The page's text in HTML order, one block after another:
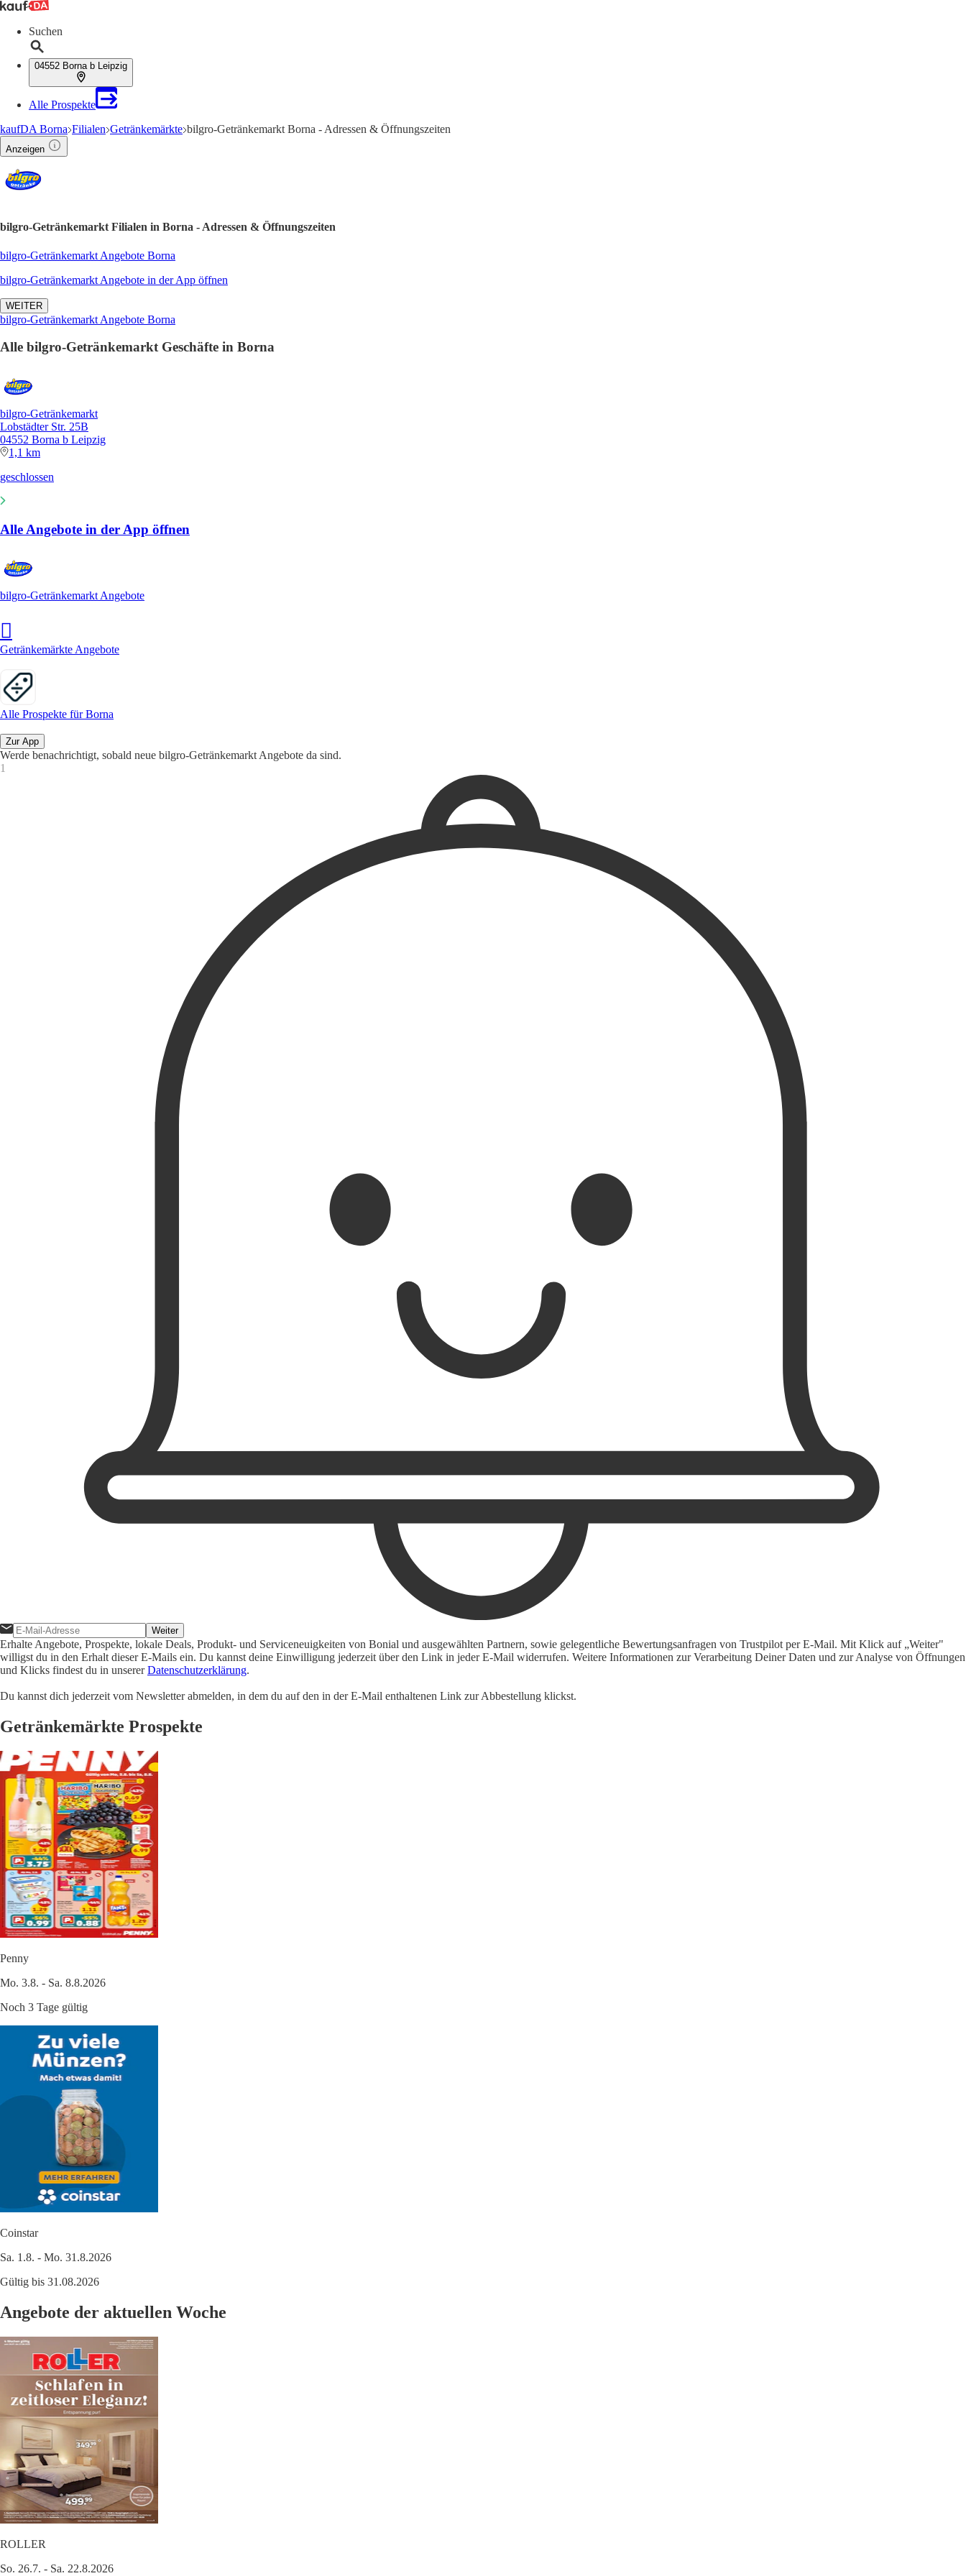
Suchen
04552 Borna b Leipzig
Alle Prospekte
kaufDA Borna Filialen Getränkemärkte bilgro-Getränkemarkt Borna - Adressen & Öffnungszeiten
Anzeigen
bilgro-Getränkemarkt Filialen in Borna - Adressen & Öffnungszeiten
bilgro-Getränkemarkt Angebote Borna
bilgro-Getränkemarkt Angebote in der App öffnen
WEITER
bilgro-Getränkemarkt Angebote Borna
Alle bilgro-Getränkemarkt Geschäfte in Borna
bilgro-Getränkemarkt
Lobstädter Str. 25B
04552 Borna b Leipzig
1,1 km
geschlossen
Alle Angebote in der App öffnen
bilgro-Getränkemarkt Angebote
Getränkemärkte Angebote
Alle Prospekte für Borna
Zur App
Werde benachrichtigt, sobald neue bilgro-Getränkemarkt Angebote da sind.
Weiter
Erhalte Angebote, Prospekte, lokale Deals, Produkt- und Serviceneuigkeiten von Bonial und ausgewählten Partnern, sowie gelegentliche Bewertungsanfragen von Trustpilot per E-Mail. Mit Klick auf „Weiter"
willigst du in den Erhalt dieser E-Mails ein. Du kannst deine Einwilligung jederzeit über den Link in jeder E-Mail widerrufen. Weitere Informationen zur Verarbeitung Deiner Daten und zur Analyse von Öffnungen
und Klicks findest du in unsererDatenschutzerklärung.
Du kannst dich jederzeit vom Newsletter abmelden, in dem du auf den in der E-Mail enthaltenen Link zur Abbestellung klickst.
Getränkemärkte Prospekte
Penny
Mo. 3.8. - Sa. 8.8.2026
Noch 3 Tage gültig
Coinstar
Sa. 1.8. - Mo. 31.8.2026
Gültig bis 31.08.2026
Angebote der aktuellen Woche
ROLLER
So. 26.7. - Sa. 22.8.2026